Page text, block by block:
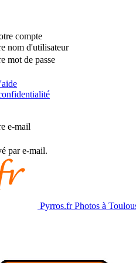
compte
nom d'utilisateur
mot de passe
e-mail
par e-mail.
Pyrros.fr Photos à